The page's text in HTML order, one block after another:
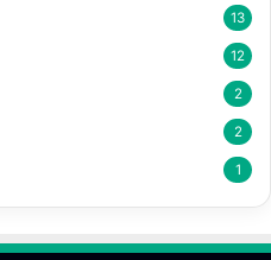
13
12
2
2
1